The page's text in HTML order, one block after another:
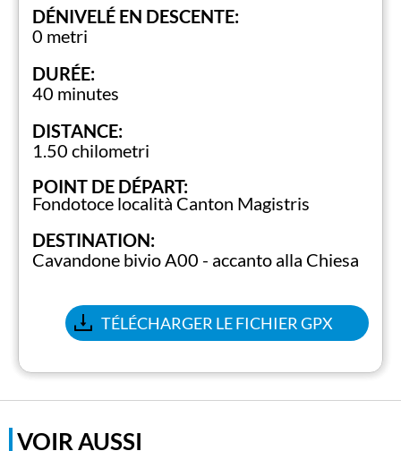
DÉNIVELÉ EN DESCENTE:
0 metri
DURÉE:
40 minutes
DISTANCE:
1.50 chilometri
POINT DE DÉPART:
Fondotoce località Canton Magistris
DESTINATION:
Cavandone bivio A00 - accanto alla Chiesa
TÉLÉCHARGER LE FICHIER GPX
VOIR AUSSI